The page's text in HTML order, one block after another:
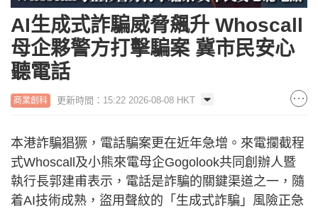
AI生成式詐騙威脅飆升 Whoscall
母企夥警方打擊騙案 冀市民安心
聽電話
商業創科 更新時間：15:22 2026-08-08 HKT
本港詐騙猖獗，電話騙案更在近年急增。來電攔截程
式Whoscall及小熊來電母企Gogolook共同創辦人暨
執行長郭建甫表示，電話是詐騙的關鍵渠道之一，隨
着AI技術成熟，盜用聲紋的「生成式詐騙」風險正急